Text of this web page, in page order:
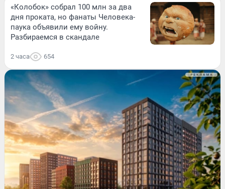
«Колобок» собрал 100 млн за два
дня проката, но фанаты Человека-
паука объявили ему войну.
Разбираемся в скандале
2 часа 654